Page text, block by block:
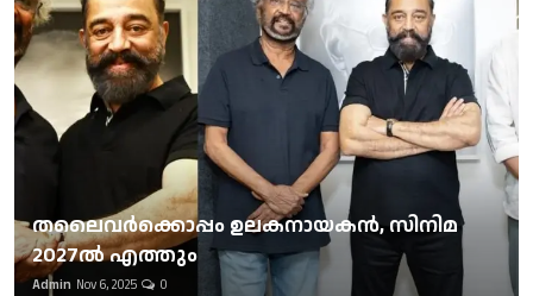
തലൈവര്‍ക്കൊപ്പം ഉലകനായകന്‍, സിനിമ
2027ല്‍ എത്തും
Admin Nov 6, 2025 0